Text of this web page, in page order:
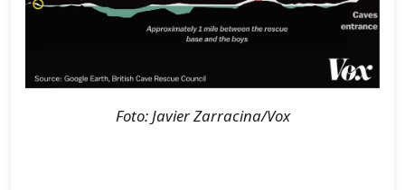
Foto: Javier Zarracina/Vox